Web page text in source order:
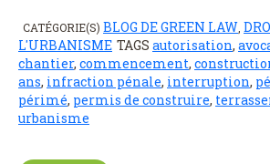
CATÉGORIE(S) BLOG DE GREEN LAW
L'URBANISME TAGS autorisation,
chantier, commencement,
ans, infraction pénale, interruption,
périmé, permis de construire,
urbanisme